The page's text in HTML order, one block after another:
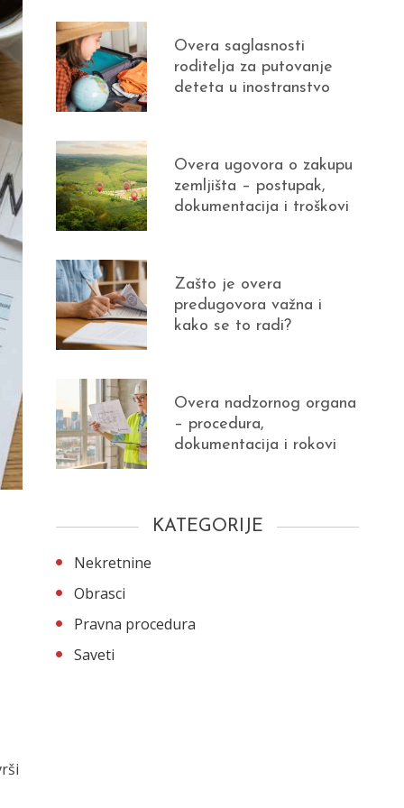
Overa saglasnosti
roditelja za putovanje
deteta u inostranstvo
Overa ugovora o zakupu
zemljišta – postupak,
dokumentacija i troškovi
Zašto je overa
predugovora važna i
kako se to radi?
Overa nadzornog organa
– procedura,
dokumentacija i rokovi
KATEGORIJE
Nekretnine
Obrasci
Pravna procedura
Saveti